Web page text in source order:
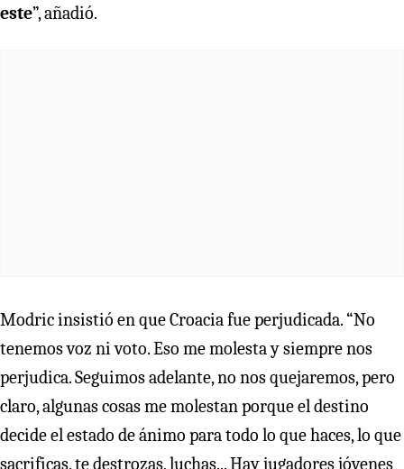
este”, añadió.
Modric insistió en que Croacia fue perjudicada. “No
tenemos voz ni voto. Eso me molesta y siempre nos
perjudica. Seguimos adelante, no nos quejaremos, pero
claro, algunas cosas me molestan porque el destino
decide el estado de ánimo para todo lo que haces, lo que
sacrificas, te destrozas, luchas... Hay jugadores jóvenes